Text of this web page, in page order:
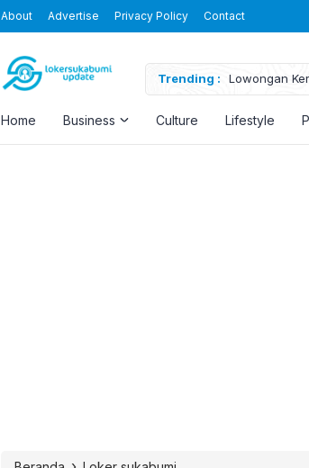
About Advertise Privacy Policy Contact
Trending : Lowongan
Home Business Culture Lifestyle